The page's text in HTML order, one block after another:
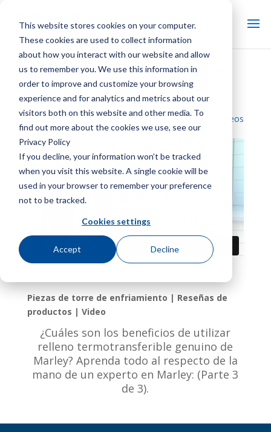
This website stores cookies on your computer.
These cookies are used to collect information
about how you interact with our website and allow
us to remember you. We use this information in
order to improve and customize your browsing
experience and for analytics and metrics about our
visitors both on this website and other media. To
find out more about the cookies we use, see our
Privacy Policy
If you decline, your information won’t be tracked
when you visit this website. A single cookie will be
used in your browser to remember your preference
not to be tracked.
Cookies settings
Accept Decline
Prueba de rendimiento: llenado
por transferencia de calor, parte 3
Volver a la biblioteca de vídeos
Piezas de torre de enfriamiento | Reseñas de
productos | Video
¿Cuáles son los beneficios de utilizar
relleno termotransferible genuino de
Marley? Aprenda todo al respecto de la
mano de un experto en Marley: (Parte 3
de 3).